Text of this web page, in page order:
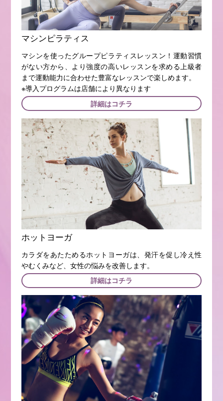
マシンピラティス
マシンを使ったグループピラティスレッスン！運動習慣
がない方から、より強度の高いレッスンを求める上級者
まで運動能力に合わせた豊富なレッスンで楽しめます。
※導入プログラムは店舗により異なります
詳細はコチラ
ホットヨーガ
カラダをあたためるホットヨーガは、発汗を促し冷え性
やむくみなど、女性の悩みを改善します。
詳細はコチラ